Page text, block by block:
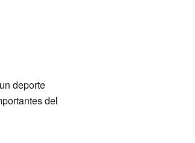
deporte
del